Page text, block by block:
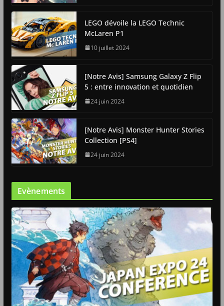
LEGO dévoile la LEGO Technic
McLaren P1
10 juillet 2024
[Notre Avis] Samsung Galaxy Z Flip
5 : entre innovation et quotidien
24 juin 2024
[Notre Avis] Monster Hunter Stories
Collection [PS4]
24 juin 2024
Evènements